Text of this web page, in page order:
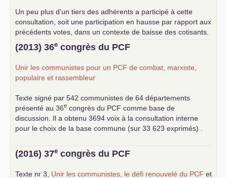
Un peu plus d’un tiers des adhérents a participé à cette
consultation, soit une participation en hausse par rapport aux
précédents votes, dans un contexte de baisse des cotisants.
... lire la suite
(2013) 36e congrès du PCF
Unir les communistes pour un PCF de combat, marxiste,
populaire et rassembleur
Texte signé par 542 communistes de 64 départements
présenté au 36e congrès du PCF comme base de
discussion. Il a obtenu 3694 voix à la consultation interne
pour le choix de la base commune (sur 33 623 exprimés) .
(2016) 37e congrès du PCF
Texte nr 3, Unir les communistes, le défi renouvelé du PCF et